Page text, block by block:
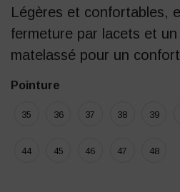
Légères et confortables,
fermeture par lacets et
matelassé pour un
Pointure
35 36 37 38 39
44 45 46 47 48